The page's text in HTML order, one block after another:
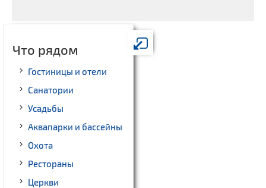
Что рядом
Гостиницы и отели
Санатории
Усадьбы
Аквапарки и бассейны
Охота
Рестораны
Церкви